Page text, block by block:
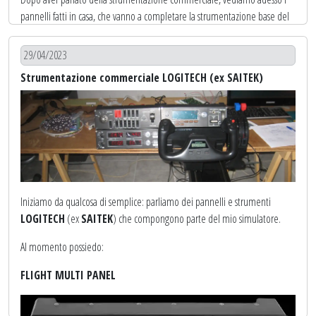
In questa nuovaversione 2del simulatore ho abbandonato questo
la tastiera...
Mi sono quindi evoluto verso soluzioni più stabili ed ho scoperto il
fantasticosoftware MOBIFLIGHT , open source e gratuito.
Buona visione
[Guarda su YOUTUBE]
pannelli fatti in casa, che vanno a completare la strumentazione base del
simulatore.
Il primo pannello di cui parliamo è quello che ho chiamatoMAIN
PANEL, cioè la parte centrale di fronte al pilota, che si sviluppa in
orizzontale.
29/04/2023
Strumentazione commerciale LOGITECH (ex SAITEK)
Iniziamo da qualcosa di semplice: parliamo dei pannelli e strumenti
LOGITECH (exSAITEK) che compongono parte del mio simulatore.
Al momento possiedo:
FLIGHT MULTI PANEL